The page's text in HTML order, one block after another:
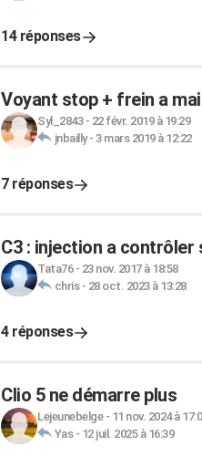
14 réponses
Voyant stop + frein a
Syl_2843- 22 févr. 2019 à 19:29
jnbailly- 3 mars 2019 à 12:22
7 réponses
C3 : injection a contrôler
Tata76- 23 nov. 2017 à 18:58
chris- 28 oct. 2023 à 13:28
4 réponses
Clio 5 ne démarre plus
Lejeunebelge- 11 nov. 2024 à
Yas- 12 juil. 2025 à 16:39